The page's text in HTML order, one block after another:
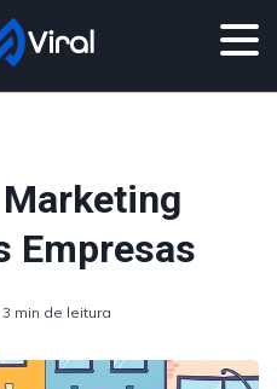
Empresas
3 min de leitura